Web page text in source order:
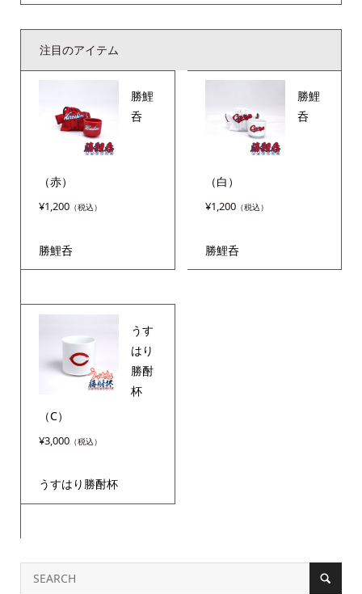
注目のアイテム
勝鯉
呑
（赤）
¥1,200
勝鯉呑
勝鯉
呑
（白）
¥1,200
勝鯉呑
うす
はり
勝酎
杯
（C）
¥3,000
うすはり勝酎杯